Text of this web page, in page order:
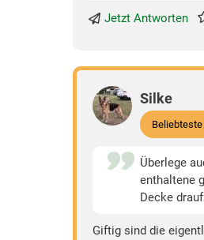
Jetzt Antworten
Silke
Überlege
enthaltene
Decke
Giftig sind die